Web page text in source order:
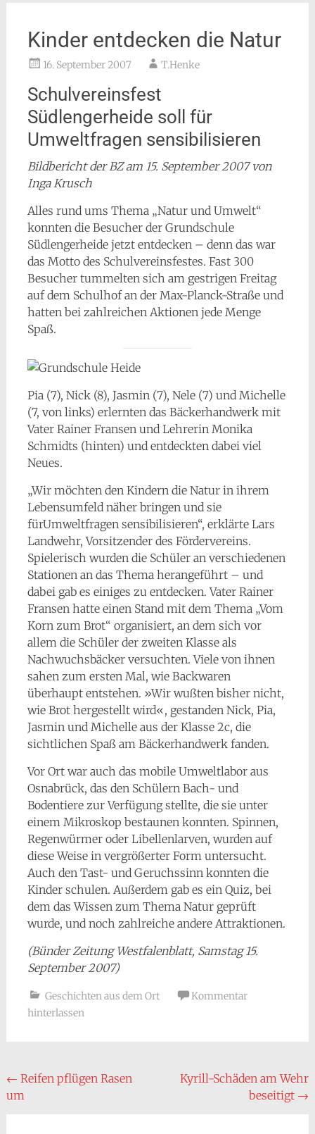
Kinder entdecken die Natur
16. September 2007 T.Henke
Schulvereinsfest
Südlengerheide soll für
Umweltfragen sensibilisieren
Bildbericht der BZ am 15. September 2007 von
Inga Krusch
Alles rund ums Thema „Natur und Umwelt“
konnten die Besucher der Grundschule
Südlengerheide jetzt entdecken – denn das war
das Motto des Schulvereinsfestes. Fast 300
Besucher tummelten sich am gestrigen Freitag
auf dem Schulhof an der Max-Planck-Straße und
hatten bei zahlreichen Aktionen jede Menge
Spaß.
Pia (7), Nick (8), Jasmin (7), Nele (7) und Michelle
(7, von links) erlernten das Bäckerhandwerk mit
Vater Rainer Fransen und Lehrerin Monika
Schmidts (hinten) und entdeckten dabei viel
Neues.
„Wir möchten den Kindern die Natur in ihrem
Lebensumfeld näher bringen und sie
fürUmweltfragen sensibilisieren“, erklärte Lars
Landwehr, Vorsitzender des Fördervereins.
Spielerisch wurden die Schüler an verschiedenen
Stationen an das Thema herangeführt – und
dabei gab es einiges zu entdecken. Vater Rainer
Fransen hatte einen Stand mit dem Thema „Vom
Korn zum Brot“ organisiert, an dem sich vor
allem die Schüler der zweiten Klasse als
Nachwuchsbäcker versuchten. Viele von ihnen
sahen zum ersten Mal, wie Backwaren
überhaupt entstehen. »Wir wußten bisher nicht,
wie Brot hergestellt wird«, gestanden Nick, Pia,
Jasmin und Michelle aus der Klasse 2c, die
sichtlichen Spaß am Bäckerhandwerk fanden.
Vor Ort war auch das mobile Umweltlabor aus
Osnabrück, das den Schülern Bach- und
Bodentiere zur Verfügung stellte, die sie unter
einem Mikroskop bestaunen konnten. Spinnen,
Regenwürmer oder Libellenlarven, wurden auf
diese Weise in vergrößerter Form untersucht.
Auch den Tast- und Geruchssinn konnten die
Kinder schulen. Außerdem gab es ein Quiz, bei
dem das Wissen zum Thema Natur geprüft
wurde, und noch zahlreiche andere Attraktionen.
(Bünder Zeitung Westfalenblatt, Samstag 15.
September 2007)
Geschichten aus dem Ort
Kommentar
hinterlassen
Beitragsnavigation
← Reifen pflügen Rasen
um
Kyrill-Schäden am Wehr
beseitigt →